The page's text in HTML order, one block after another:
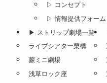
▷ コンセプト
▷ 情報提供フォーム
▶︎ ストリップ劇場一覧
ライブシアター栗橋
蕨ミニ劇場
浅草ロック座